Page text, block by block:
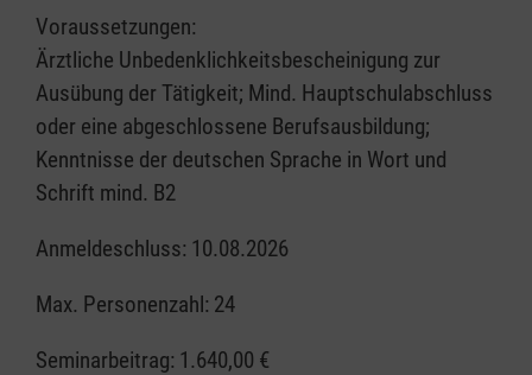
Voraussetzungen:
Ärztliche Unbedenklichkeitsbescheinigung zur
Ausübung der Tätigkeit; Mind. Hauptschulabschluss
oder eine abgeschlossene Berufsausbildung;
Kenntnisse der deutschen Sprache in Wort und
Schrift mind. B2
Anmeldeschluss: 10.08.2026
Max. Personenzahl: 24
Seminarbeitrag: 1.640,00 €